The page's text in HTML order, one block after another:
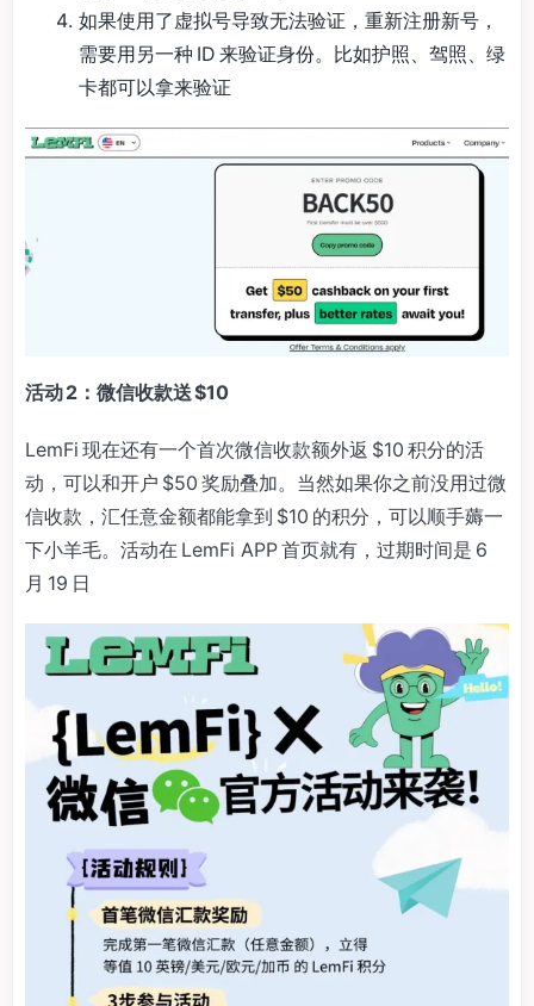
如果使用了虚拟号导致无法验证，重新注册新号，
需要用另一种 ID 来验证身份。比如护照、驾照、绿
卡都可以拿来验证
活动 2：微信收款送 $10
LemFi 现在还有一个首次微信收款额外返 $10 积分的活
动，可以和开户 $50 奖励叠加。当然如果你之前没用过微
信收款，汇任意金额都能拿到 $10 的积分，可以顺手薅一
下小羊毛。活动在 LemFi APP 首页就有，过期时间是 6
月 19 日